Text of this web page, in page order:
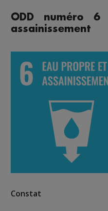
ODD numéro
assainissement
Constat